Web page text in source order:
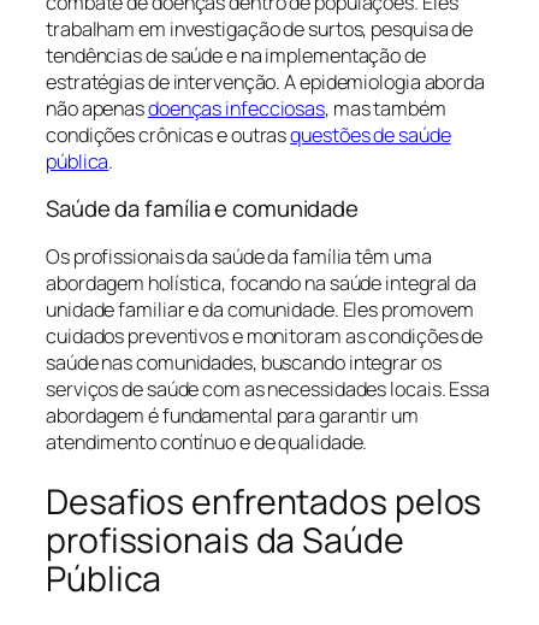
trabalham em investigação de surtos, pesquisa de
tendências de saúde e na implementação de
estratégias de intervenção. A epidemiologia aborda
não apenasdoenças infecciosas, mas também
condições crônicas e outrasquestões de saúde
pública.
Saúde da família e comunidade
Os profissionais da saúde da família têm uma
abordagem holística, focando na saúde integral da
unidade familiar e da comunidade. Eles promovem
cuidados preventivos e monitoram as condições de
saúde nas comunidades, buscando integrar os
serviços de saúde com as necessidades locais. Essa
abordagem é fundamental para garantir um
atendimento contínuo e de qualidade.
Desafios enfrentados pelos
profissionais da Saúde
Pública